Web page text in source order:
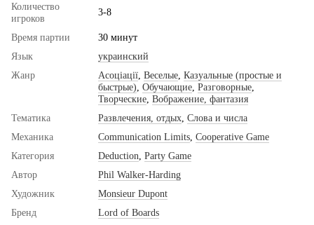
Количество
игроков
3-8
Время партии
30 минут
Язык
украинский
Жанр
Асоціації Веселые Казуальные (простые и
быстрые) Обучающие Разговорные
Творческие Вображение, фантазия
Тематика
Развлечения, отдых Слова и числа
Механика
Communication Limits Cooperative Game
Категория
Deduction Party Game
Автор
Phil Walker-Harding
Художник
Monsieur Dupont
Бренд
Lord of Boards